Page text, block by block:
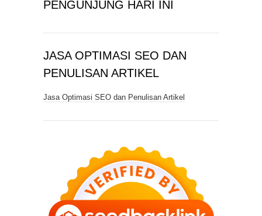
PENGUNJUNG HARI INI
JASA OPTIMASI SEO DAN
PENULISAN ARTIKEL
Jasa Optimasi SEO dan Penulisan Artikel